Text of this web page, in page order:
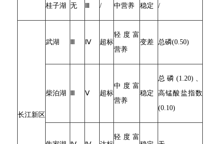
桂子湖 无 / 中营养 稳定 /
长江新区
武湖 Ⅳ 超标
轻度富
营养
变差 总磷(0.50)
柴泊湖 Ⅴ 超标
中度富
营养
稳定
总磷(1.20)、
高锰酸盐指数
(0.10)
轻度富